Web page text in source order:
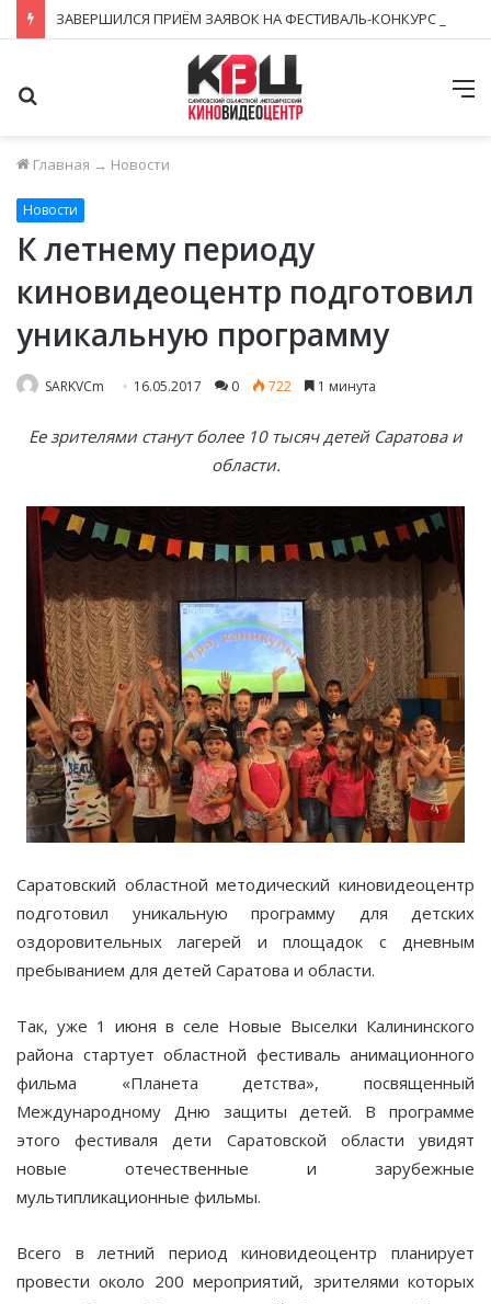
Главная → Новости
Новости
К летнему периоду
киновидеоцентр подготовил
уникальную программу
SARKVCm 16.05.2017 0 722 1 минута
Ее зрителями станут более 10 тысяч детей Саратова и
области.
Саратовский областной методический киновидеоцентр
подготовил уникальную программу для детских
оздоровительных лагерей и площадок с дневным
пребыванием для детей Саратова и области.
Так, уже 1 июня в селе Новые Выселки Калининского
района стартует областной фестиваль анимационного
фильма «Планета детства», посвященный
Международному Дню защиты детей. В программе
этого фестиваля дети Саратовской области увидят
новые отечественные и зарубежные
мультипликационные фильмы.
Всего в летний период киновидеоцентр планирует
провести около 200 мероприятий, зрителями которых